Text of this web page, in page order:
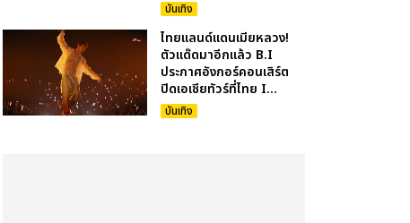
บันเทิง
ไทยแลนด์แดนเมียหลวง!
ตัวแด๊ดมาอีกแล้ว B.I
ประกาศอังกอร์คอนเสิร์ต
ปิดเอเชียทัวร์ที่ไทย I...
บันเทิง